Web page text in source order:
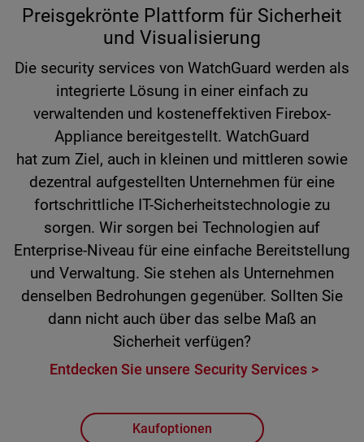
Preisgekrönte Plattform für Sicherheit
und Visualisierung
Die security services von WatchGuard werden als
integrierte Lösung in einer einfach zu
verwaltenden und kosteneffektiven Firebox-
Appliance bereitgestellt. WatchGuard
hat zum Ziel, auch in kleinen und mittleren sowie
dezentral aufgestellten Unternehmen für eine
fortschrittliche IT-Sicherheitstechnologie zu
sorgen. Wir sorgen bei Technologien auf
Enterprise-Niveau für eine einfache Bereitstellung
und Verwaltung. Sie stehen als Unternehmen
denselben Bedrohungen gegenüber. Sollten Sie
dann nicht auch über das selbe Maß an
Sicherheit verfügen?
Entdecken Sie unsere Security Services
Kaufoptionen